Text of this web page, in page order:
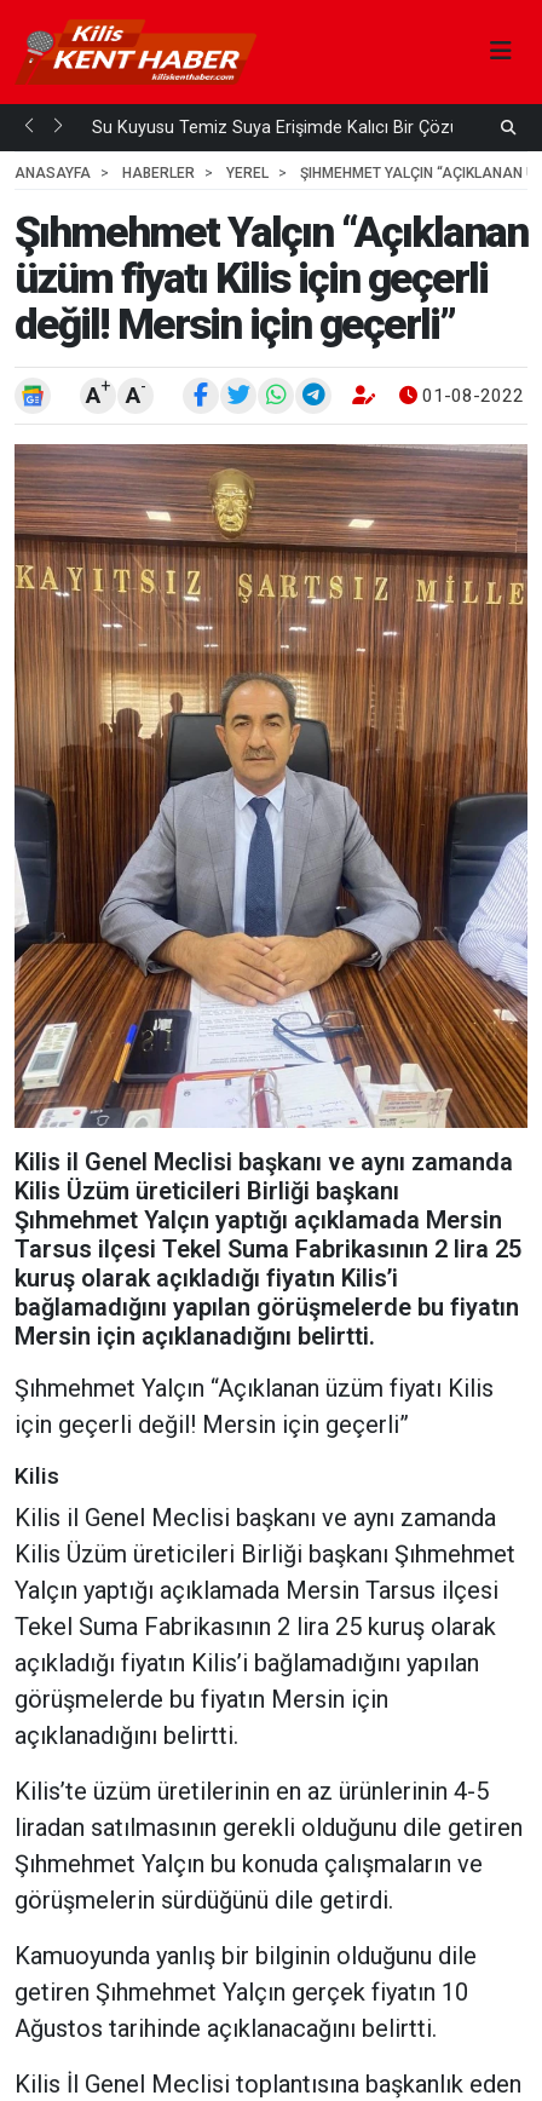
Su Kuyusu Temiz Suya Erişimde Kalıcı Bir Çözüm
4
ANASAYFA HABERLER YEREL ŞIHMEHMET YALÇIN “AÇIKLANAN
Şıhmehmet Yalçın “Açıklanan
üzüm fiyatı Kilis için geçerli
değil! Mersin için geçerli”
A+ A- 01-08-2022
Kilis il Genel Meclisi başkanı ve aynı zamanda
Kilis Üzüm üreticileri Birliği başkanı
Şıhmehmet Yalçın yaptığı açıklamada Mersin
Tarsus ilçesi Tekel Suma Fabrikasının 2 lira 25
kuruş olarak açıkladığı fiyatın Kilis’i
bağlamadığını yapılan görüşmelerde bu fiyatın
Mersin için açıklanadığını belirtti.
Şıhmehmet Yalçın “Açıklanan üzüm fiyatı Kilis
için geçerli değil! Mersin için geçerli”
Kilis
Kilis il Genel Meclisi başkanı ve aynı zamanda
Kilis Üzüm üreticileri Birliği başkanı Şıhmehmet
Yalçın yaptığı açıklamada Mersin Tarsus ilçesi
Tekel Suma Fabrikasının 2 lira 25 kuruş olarak
açıkladığı fiyatın Kilis’i bağlamadığını yapılan
görüşmelerde bu fiyatın Mersin için
açıklanadığını belirtti.
Kilis’te üzüm üretilerinin en az ürünlerinin 4-5
liradan satılmasının gerekli olduğunu dile getiren
Şıhmehmet Yalçın bu konuda çalışmaların ve
görüşmelerin sürdüğünü dile getirdi.
Kamuoyunda yanlış bir bilginin olduğunu dile
getiren Şıhmehmet Yalçın gerçek fiyatın 10
Ağustos tarihinde açıklanacağını belirtti.
Kilis İl Genel Meclisi toplantısına başkanlık eden